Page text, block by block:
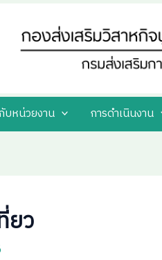
บหน่วยงาน การดำเนินงาน
ยว